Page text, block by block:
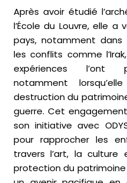
Après avoir étudié
l’École du Louvre, elle
pays, notamment
les conflits comme
expériences l’ont
notamment
destruction du
guerre. Cet
son initiative avec
pour rapprocher les
travers l’art, la culture
protection du